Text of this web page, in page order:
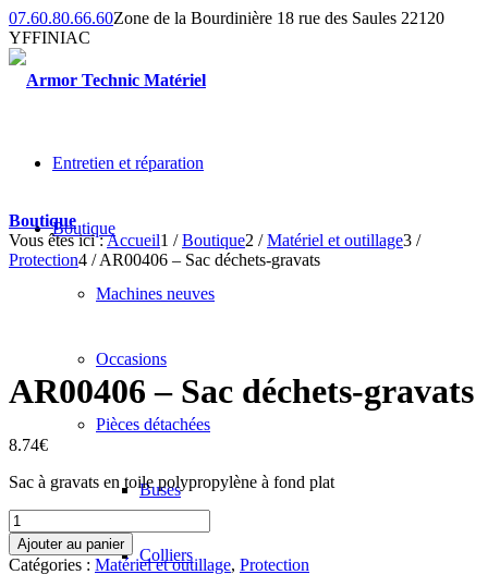
07.60.80.66.60Zone de la Bourdinière 18 rue des Saules 22120
YFFINIAC
Entretien et réparation
Boutique
Machines neuves
Occasions
Pièces détachées
Buses
Colliers
Boutique
Vous êtes ici :Accueil1 / Boutique2 / Matériel et outillage3 /
Protection4 / AR00406 – Sac déchets-gravats
AR00406 – Sac déchets-gravats
8.74€
Sac à gravats en toile polypropylène à fond plat
quantité
de
AR00406
-
Ajouter au panier
Catégories : Matériel et outillage, Protection